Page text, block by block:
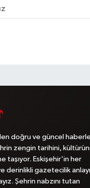
doğru ve güncel
zengin tarihini,
taşıyor. Eskişehir'in her
derinlikli gazetecilik
Şehrin nabzını tutan